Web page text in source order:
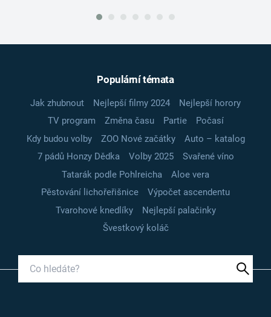
Populární témata
Jak zhubnout Nejlepší filmy 2024
Nejlepší horory
TV program
Změna času Partie
Počasí
Kdy budou volby
ZOO Nové začátky
Auto – katalog
7 pádů Honzy Dědka
Volby 2025
Svařené víno
Tatarák podle Pohlreicha
Aloe vera
Pěstování lichořeřišnice
Výpočet ascendentu
Tvarohové knedlíky
Nejlepší palačinky
Švestkový koláč